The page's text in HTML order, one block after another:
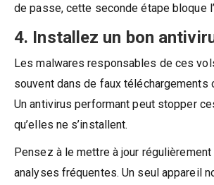
de passe, cette seconde étape bloque
4. Installez un bon
Les malwares responsables de ces
souvent dans de faux téléchargements
Un antivirus performant peut stopper
qu’elles ne s’installent.
Pensez à le mettre à jour
analyses fréquentes. Un seul appareil